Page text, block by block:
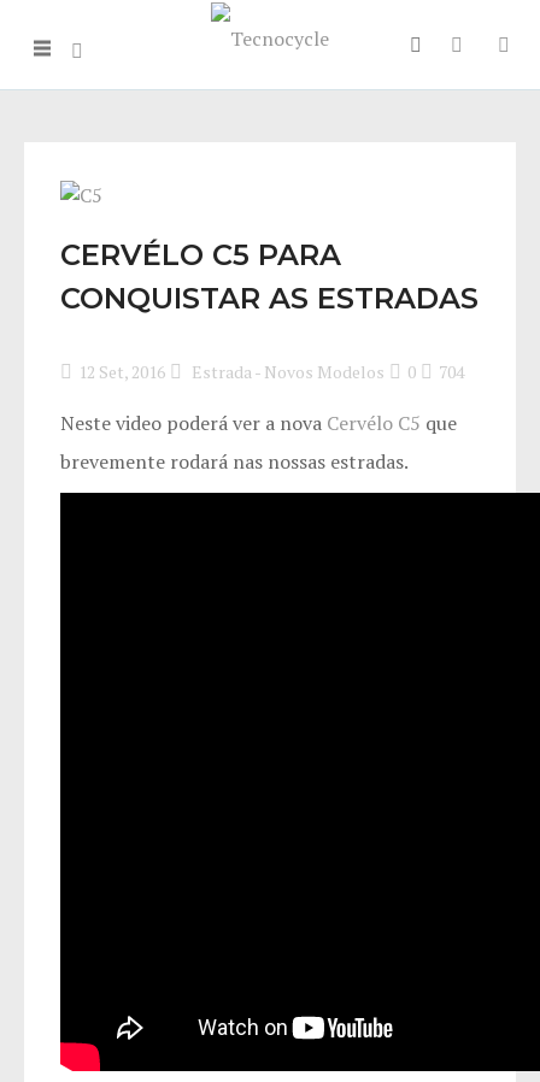
CERVÉLO C5 PARA
CONQUISTAR AS ESTRADAS
12 Set, 2016 Estrada- Novos Modelos 0 704
Neste video poderá ver a nova Cervélo C5 que
brevemente rodará nas nossas estradas.